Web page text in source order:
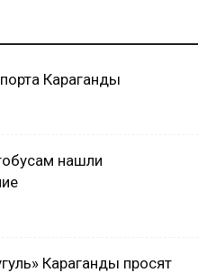
Караганды
нашли
Караганды просят